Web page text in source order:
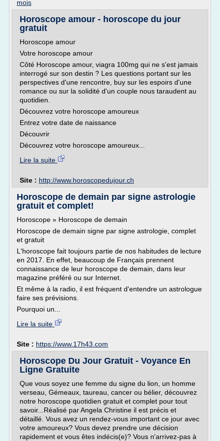
mois
Horoscope amour - horoscope du jour
gratuit
Horoscope amour
Votre horoscope amour
Côté Horoscope amour, viagra 100mg qui ne s'est jamais
interrogé sur son destin ? Les questions portant sur les
perspectives d'une rencontre, buy sur les espoirs d'une
romance ou sur la solidité d'un couple nous taraudent au
quotidien.
Découvrez votre horoscope amoureux
Entrez votre date de naissance
Découvrir
Découvrez votre horoscope amoureux...
Lire la suite
Site : http://www.horoscopedujour.ch
Horoscope de demain par signe astrologie
gratuit et complet!
Horoscope » Horoscope de demain
Horoscope de demain signe par signe astrologie, complet
et gratuit
L'horoscope fait toujours partie de nos habitudes de lecture
en 2017. En effet, beaucoup de Français prennent
connaissance de leur horoscope de demain, dans leur
magazine préféré ou sur Internet.
Et même à la radio, il est fréquent d'entendre un astrologue
faire ses prévisions.
Pourquoi un...
Lire la suite
Site : https://www.17h43.com
Horoscope Du Jour Gratuit - Voyance En
Ligne Gratuite
Que vous soyez une femme du signe du lion, un homme
verseau, Gémeaux, taureau, cancer ou bélier, découvrez
notre horoscope quotidien gratuit et complet pour tout
savoir...Réalisé par Angela Christine il est précis et
détaillé. Vous avez un rendez-vous important ce jour avec
votre amoureux? Vous devez prendre une décision
rapidement et vous êtes indécis(e)? Vous n'arrivez-pas à